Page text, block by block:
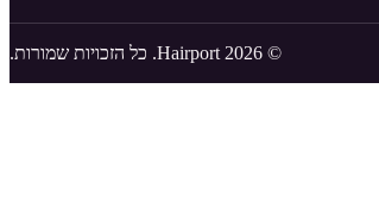
© 2026 Hairport. כל הזכויות שמורות.